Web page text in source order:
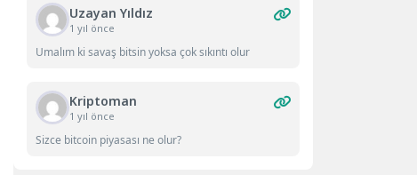
Uzayan Yıldız
1 yıl önce
Umalım ki savaş bitsin yoksa çok sıkıntı olur
Kriptoman
1 yıl önce
Sizce bitcoin piyasası ne olur?